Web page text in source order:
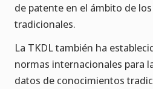
de patente en el ámbito de
tradicionales.
La TKDL también ha
normas internacionales para
datos de conocimientos